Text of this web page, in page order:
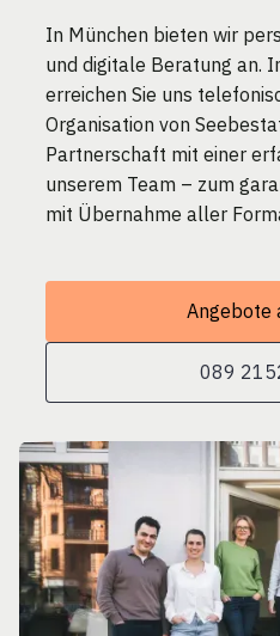
In München bieten wir
und digitale Beratung an.
erreichen Sie uns
Organisation von
Partnerschaft mit einer
unserem Team – zum
mit Übernahme aller
Angebote
089